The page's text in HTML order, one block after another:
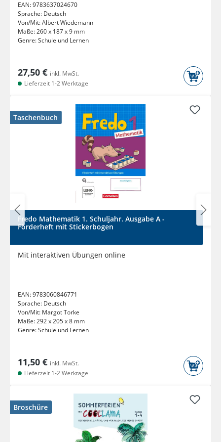
EAN:9783637024670
Sprache: Deutsch
Von/Mit:Albert Wiedemann
Maße:260 x 187 x 9 mm
Genre:Schule und Lernen
27,50 € inkl. MwSt.
Lieferzeit 1-2 Werktage
Taschenbuch
Fredo Mathematik 1. Schuljahr. Ausgabe A -
Förderheft mit Stickerbogen
Mit interaktiven Übungen online
EAN:9783060846771
Sprache: Deutsch
Von/Mit: Margot Torke
Maße:292 x 205 x 8 mm
Genre:Schule und Lernen
11,50 € inkl. MwSt.
Lieferzeit 1-2 Werktage
Broschüre